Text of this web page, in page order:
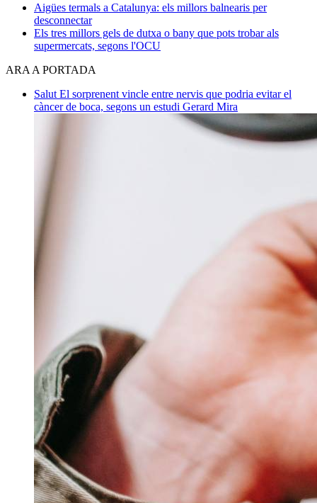
Aigües termals a Catalunya: els millors balnearis per
desconnectar
Els tres millors gels de dutxa o bany que pots trobar als
supermercats, segons l'OCU
ARA A PORTADA
Salut El sorprenent vincle entre nervis que podria evitar el
càncer de boca, segons un estudi Gerard Mira